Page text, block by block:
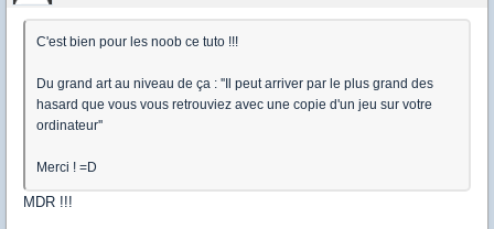
C'est bien pour les noob ce tuto !!!
Du grand art au niveau de ça : ''Il peut arriver par le plus grand des
hasard que vous vous retrouviez avec une copie d'un jeu sur votre
ordinateur''
Merci ! =D
MDR !!!